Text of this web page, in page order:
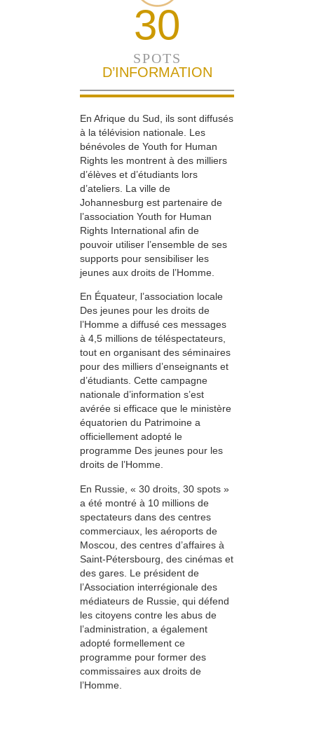
30
SPOTS
D’INFORMATION
En Afrique du Sud, ils sont diffusés
à la télévision nationale. Les
bénévoles de Youth for Human
Rights les montrent à des milliers
d’élèves et d’étudiants lors
d’ateliers. La ville de
Johannesburg est partenaire de
l’association Youth for Human
Rights International afin de
pouvoir utiliser l’ensemble de ses
supports pour sensibiliser les
jeunes aux droits de l’Homme.
En Équateur, l’association locale
Des jeunes pour les droits de
l’Homme a diffusé ces messages
à 4,5 millions de téléspectateurs,
tout en organisant des séminaires
pour des milliers d’enseignants et
d’étudiants. Cette campagne
nationale d’information s’est
avérée si efficace que le ministère
équatorien du Patrimoine a
officiellement adopté le
programme Des jeunes pour les
droits de l’Homme.
En Russie, « 30 droits, 30 spots »
a été montré à 10 millions de
spectateurs dans des centres
commerciaux, les aéroports de
Moscou, des centres d’affaires à
Saint-Pétersbourg, des cinémas et
des gares. Le président de
l’Association interrégionale des
médiateurs de Russie, qui défend
les citoyens contre les abus de
l’administration, a également
adopté formellement ce
programme pour former des
commissaires aux droits de
l’Homme.